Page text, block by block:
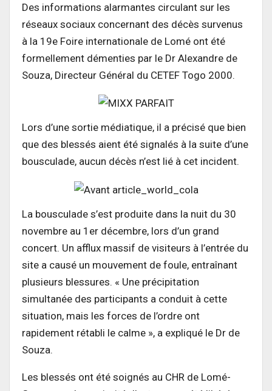
Des informations alarmantes circulant sur les
réseaux sociaux concernant des décès survenus
à la 19e Foire internationale de Lomé ont été
formellement démenties par le Dr Alexandre de
Souza, Directeur Général du CETEF Togo 2000.
Lors d’une sortie médiatique, il a précisé que bien
que des blessés aient été signalés à la suite d’une
bousculade, aucun décès n’est lié à cet incident.
La bousculade s’est produite dans la nuit du 30
novembre au 1er décembre, lors d’un grand
concert. Un afflux massif de visiteurs à l’entrée du
site a causé un mouvement de foule, entraînant
plusieurs blessures. « Une précipitation
simultanée des participants a conduit à cette
situation, mais les forces de l’ordre ont
rapidement rétabli le calme », a expliqué le Dr de
Souza.
Les blessés ont été soignés au CHR de Lomé-